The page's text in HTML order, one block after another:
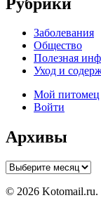
Заболевания
Общество
Полезная
Уход и
Мой питомец
Войти
Архивы
Архивы
© 2026 Kotomail.ru.